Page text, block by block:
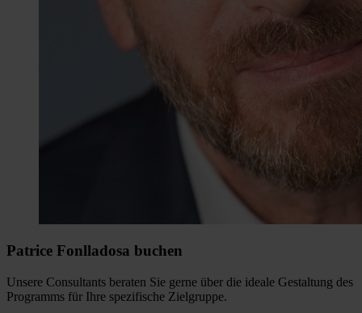
Patrice Fonlladosa buchen
Unsere Consultants beraten Sie gerne über die ideale Gestaltung des
Programms für Ihre spezifische Zielgruppe.